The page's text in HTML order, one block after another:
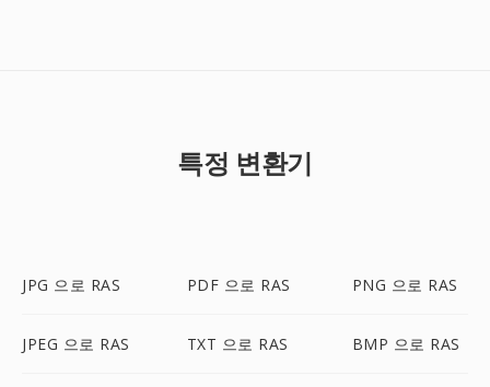
특정 변환기
JPG 으로 RAS PDF 으로 RAS PNG 으로 RAS
JPEG 으로 RAS TXT 으로 RAS BMP 으로 RAS